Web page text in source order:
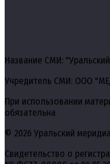
Название СМИ:
Учредитель СМИ: ООО
При использовании
обязательна
© 2026 Уральский
Свидетельство о